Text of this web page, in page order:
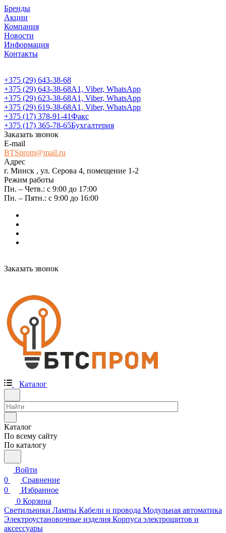
Бренды
Акции
Компания
Новости
Информация
Контакты
+375 (29) 643-38-68
+375 (29) 643-38-68А1, Viber, WhatsApp
+375 (29) 623-38-68А1, Viber, WhatsApp
+375 (29) 619-38-68А1, Viber, WhatsApp
+375 (17) 378-91-41Факс
+375 (17) 365-78-65Бухгалтерия
Заказать звонок
E-mail
BTSprom@mail.ru
Адрес
г. Минск , ул. Серова 4, помещение 1-2
Режим работы
Пн. – Четв.: с 9:00 до 17:00
Пн. – Пятн.: с 9:00 до 16:00
Заказать звонок
Каталог
Каталог
По всему сайту
По каталогу
Войти
0
Сравнение
0
Избранное
0 Корзина
Светильники Лампы Кабели и провода Модульная автоматика
Электроустановочные изделия Корпуса электрощитов и
аксессуары